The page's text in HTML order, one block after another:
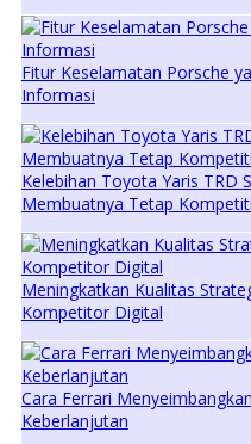
Fitur Keselamatan Porsche
Informasi
Kelebihan Toyota Yaris TRD
Membuatnya Tetap
Meningkatkan Kualitas
Kompetitor Digital
Cara Ferrari
Keberlanjutan